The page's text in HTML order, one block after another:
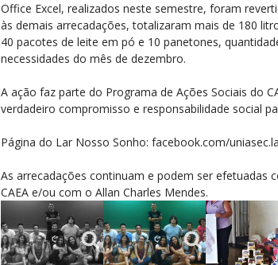
Office Excel, realizados neste semestre, foram
às demais arrecadações, totalizaram mais de 180
40 pacotes de leite em pó e 10 panetones,
necessidades do mês de dezembro.
A ação faz parte do Programa de Ações Sociais do
verdadeiro compromisso e responsabilidade social
Página do Lar Nosso Sonho: facebook.com/
As arrecadações continuam e podem ser efetuadas
CAEA e/ou com o Allan Charles Mendes.